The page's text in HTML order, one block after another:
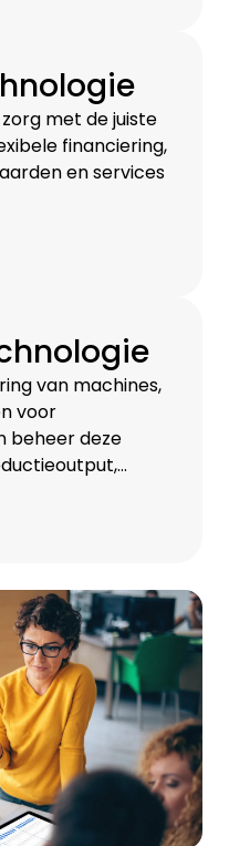
met de juiste
financiering,
en services
van machines,
voor
beheer deze
en verlaag de